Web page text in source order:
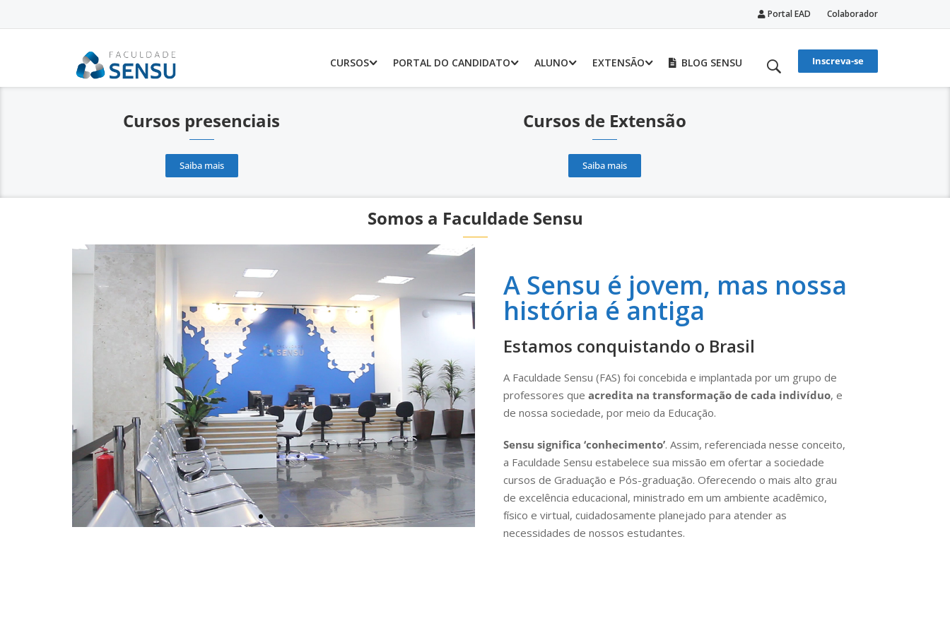
Portal EAD Colaborador
CURSOS PORTAL DO CANDIDATO ALUNO EXTENSÃO BLOG SENSU Inscreva-se
Cursos presenciais
Saiba mais
Cursos de Extensão
Saiba mais
Somos a Faculdade Sensu
A Sensu é jovem, mas nossa
história é antiga
Estamos conquistando o Brasil
A Faculdade Sensu (FAS) foi concebida e implantada por um grupo de
professores que acredita na transformação de cada indivíduo, e
de nossa sociedade, por meio da Educação.
Sensu significa ‘conhecimento’. Assim, referenciada nesse conceito,
a Faculdade Sensu estabelece sua missão em ofertar a sociedade
cursos de Graduação e Pós-graduação. Oferecendo o mais alto grau
de excelência educacional, ministrado em um ambiente acadêmico,
físico e virtual, cuidadosamente planejado para atender as
necessidades de nossos estudantes.